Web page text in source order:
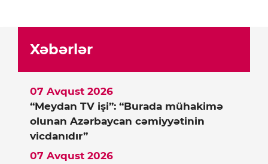
Xəbərlər
“Meydan TV işi”: “Burada mühakimə
olunan Azərbaycan cəmiyyətinin
vicdanıdır”
07 Avqust 2026
07 Avqust 2026